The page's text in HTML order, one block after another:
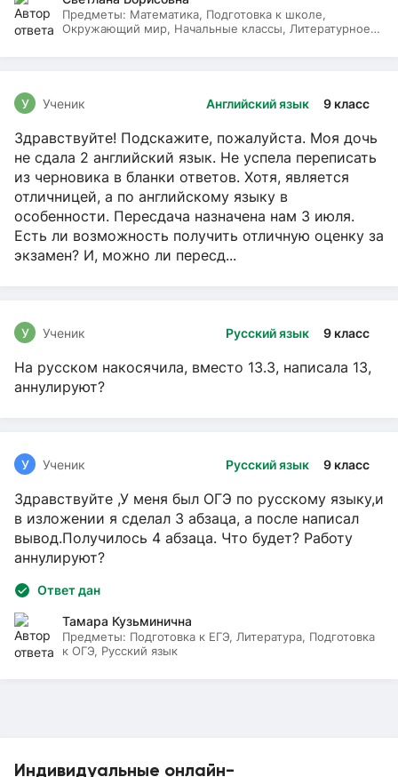
Индивидуальные онлайн-
Предметы: Математика, Подготовка к школе,
Окружающий мир, Начальные классы, Литературное
Английский язык 9 класс
У Ученик
Здравствуйте! Подскажите, пожалуйста. Моя дочь
не сдала 2 английский язык. Не успела переписать
из черновика в бланки ответов. Хотя, является
отличницей, а по английскому языку в
особенности. Пересдача назначена нам 3 июля.
Есть ли возможность получить отличную оценку за
экзамен? И, можно ли пересд...
Русский язык 9 класс
У Ученик
На русском накосячила, вместо 13.3, написала 13,
аннулируют?
Русский язык 9 класс
У Ученик
Здравствуйте ,У меня был ОГЭ по русскому языку,и
в изложении я сделал 3 абзаца, а после написал
вывод.Получилось 4 абзаца. Что будет? Работу
аннулируют?
Ответ дан
Тамара Кузьминична
Предметы: Подготовка к ЕГЭ, Литература, Подготовка
к ОГЭ, Русский язык